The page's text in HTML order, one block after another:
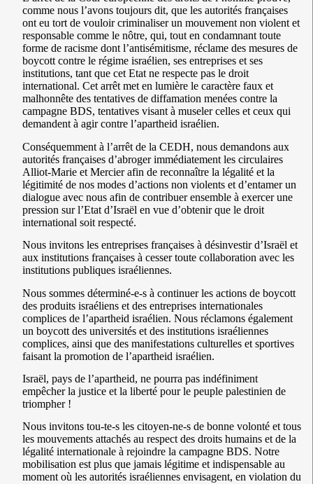
comme nous l’avons toujours dit, que les autorités françaises
ont eu tort de vouloir criminaliser un mouvement non violent et
responsable comme le nôtre, qui, tout en condamnant toute
forme de racisme dont l’antisémitisme, réclame des mesures de
boycott contre le régime israélien, ses entreprises et ses
institutions, tant que cet Etat ne respecte pas le droit
international. Cet arrêt met en lumière le caractère faux et
malhonnête des tentatives de diffamation menées contre la
campagne BDS, tentatives visant à museler celles et ceux qui
demandent à agir contre l’apartheid israélien.
Conséquemment à l’arrêt de la CEDH, nous demandons aux
autorités françaises d’abroger immédiatement les circulaires
Alliot-Marie et Mercier afin de reconnaître la légalité et la
légitimité de nos modes d’actions non violents et d’entamer un
dialogue avec nous afin de contribuer ensemble à exercer une
pression sur l’Etat d’Israël en vue d’obtenir que le droit
international soit respecté.
Nous invitons les entreprises françaises à désinvestir d’Israël et
aux institutions françaises à cesser toute collaboration avec les
institutions publiques israéliennes.
Nous sommes déterminé-e-s à continuer les actions de boycott
des produits israéliens et des entreprises internationales
complices de l’apartheid israélien. Nous réclamons également
un boycott des universités et des institutions israéliennes
complices, ainsi que des manifestations culturelles et sportives
faisant la promotion de l’apartheid israélien.
Israël, pays de l’apartheid, ne pourra pas indéfiniment
empêcher la justice et la liberté pour le peuple palestinien de
triompher !
Nous invitons tou-te-s les citoyen-ne-s de bonne volonté et tous
les mouvements attachés au respect des droits humains et de la
légalité internationale à rejoindre la campagne BDS. Notre
mobilisation est plus que jamais légitime et indispensable au
moment où les autorités israéliennes envisagent, en violation du